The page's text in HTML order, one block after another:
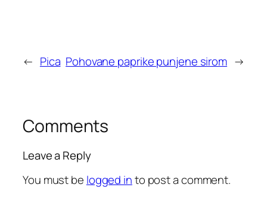
← Pica Pohovane paprike punjene sirom →
Comments
Leave a Reply
You must be logged into post a comment.